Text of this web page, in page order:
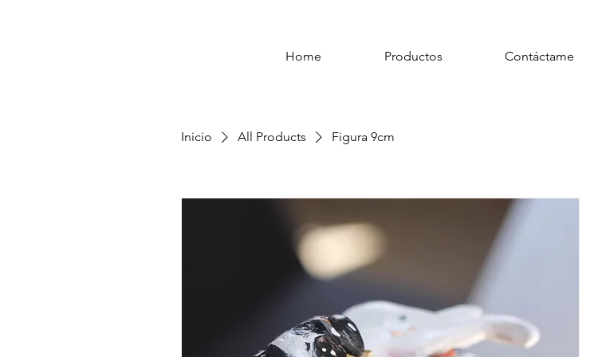
Home Productos Contáctame
Inicio All Products Figura 9cm